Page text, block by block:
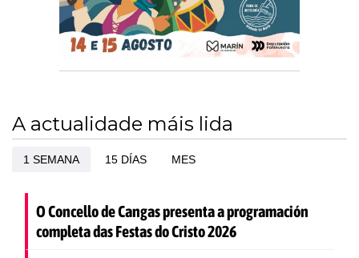
A actualidade máis lida
1 SEMANA 15 DÍAS MES
O Concello de Cangas presenta a programación
completa das Festas do Cristo 2026